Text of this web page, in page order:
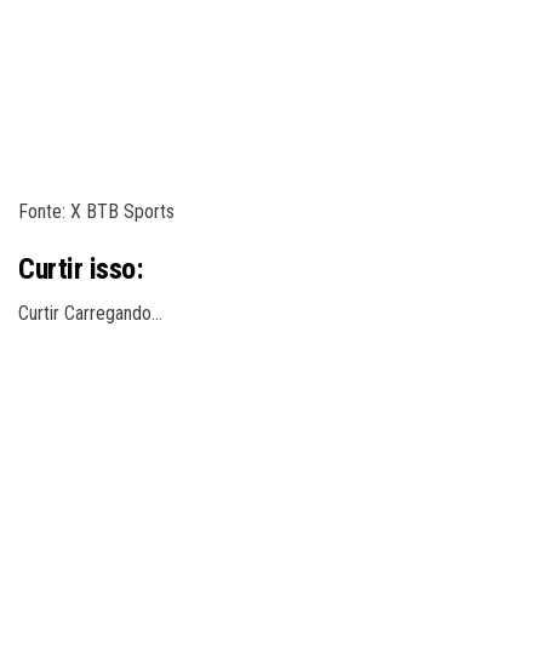
Fonte: X BTB Sports
Curtir isso:
Curtir Carregando…